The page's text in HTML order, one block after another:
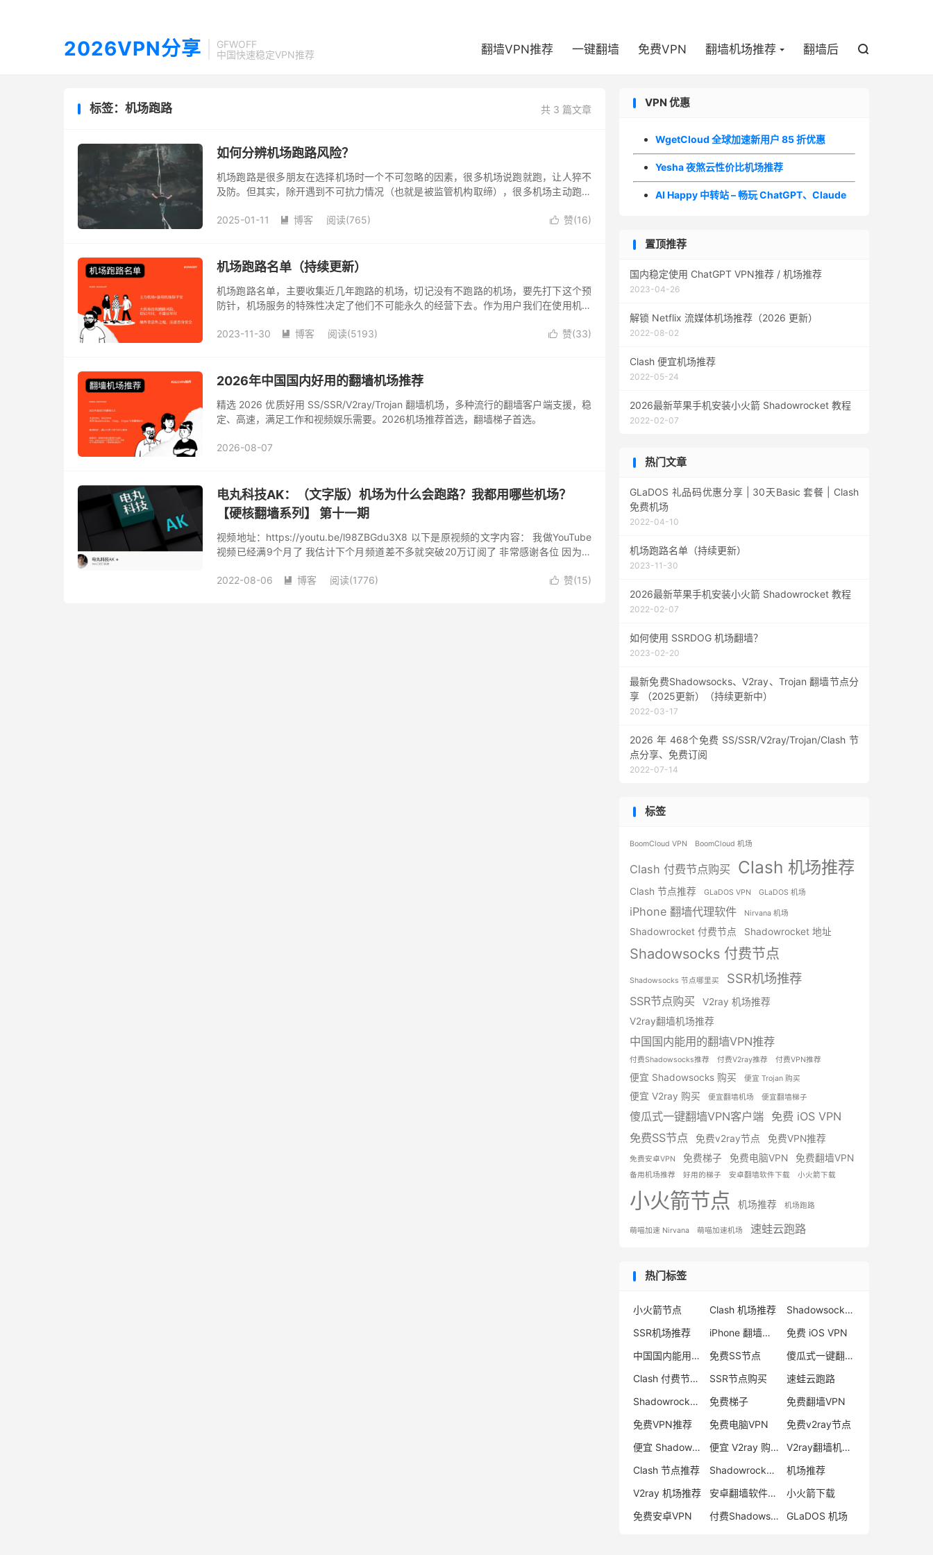
2026VPN分享
GFWOFF
中国快速稳定VPN推荐
翻墙VPN推荐 一键翻墙 免费VPN 翻墙机场推荐 翻墙后 
共 3 篇文章
标签：机场跑路
如何分辨机场跑路风险？
机场跑路是很多朋友在选择机场时一个不可忽略的因素，很多机场说跑就跑，让人猝不
及防。但其实，除开遇到不可抗力情况（也就是被监管机构取缔），很多机场主动跑路
虽然该方法...
 赞(16)
2025-01-11  博客 阅读(765)
机场跑路名单（持续更新）
机场跑路名单，主要收集近几年跑路的机场，切记没有不跑路的机场，要先打下这个预
防针，机场服务的特殊性决定了他们不可能永久的经营下去。作为用户我们在使用机场
这个机场跑路...
 赞(33)
2023-11-30  博客 阅读(5193)
2026年中国国内好用的翻墙机场推荐
精选 2026 优质好用 SS/SSR/V2ray/Trojan 翻墙机场，多种流行的翻墙客户端支援，稳
定、高速，满足工作和视频娱乐需要。2026机场推荐首选，翻墙梯子首选。
2026-08-07
电丸科技AK：（文字版）机场为什么会跑路？我都用哪些机场？
【硬核翻墙系列】 第十一期
视频地址：https://youtu.be/l98ZBGdu3X8 以下是原视频的文字内容： 我做YouT­ube
视频已­经满9个月了­ 我估计下个月­频道差不多就­突破20万订­阅了 非常感谢各位­ 因为最
 赞(15)
2022-08-06  博客 阅读(1776)
VPN 优惠
WgetCloud 全球加速新用户 85 折优惠
Yesha 夜煞云性价比机场推荐
AI Happy 中转站 – 畅玩 ChatGPT、Claude
置顶推荐
国内稳定使用 ChatGPT VPN推荐 / 机场推荐
2023-04-26
解锁 Netflix 流媒体机场推荐（2026 更新）
2022-08-02
Clash 便宜机场推荐
2022-05-24
2026最新苹果手机安装小火箭 Shadowrocket 教程
2022-02-07
热门文章
GLaDOS 礼品码优惠分享 | 30天Basic 套餐 | Clash
免费机场
2022-04-10
机场跑路名单（持续更新）
2023-11-30
2026最新苹果手机安装小火箭 Shadowrocket 教程
2022-02-07
如何使用 SSRDOG 机场翻墙？
2023-02-20
最新免费Shadowsocks、V2ray、Trojan 翻墙节点分
享 （2025更新）（持续更新中）
2022-03-17
2026 年 468个免费 SS/SSR/V2ray/Trojan/Clash 节
点分享、免费订阅
2022-07-14
标签
BoomCloud VPN BoomCloud 机场
Clash 付费节点购买 Clash 机场推荐
Clash 节点推荐 GLaDOS VPN GLaDOS 机场
iPhone 翻墙代理软件 Nirvana 机场
Shadowrocket 付费节点 Shadowrocket 地址
Shadowsocks 付费节点
Shadowsocks 节点哪里买 SSR机场推荐
SSR节点购买
V2ray 机场推荐
V2ray翻墙机场推荐
中国国内能用的翻墙VPN推荐
付费Shadowsocks推荐 付费V2ray推荐 付费VPN推荐
便宜 Shadowsocks 购买 便宜 Trojan 购买
便宜 V2ray 购买 便宜翻墙机场 便宜翻墙梯子
傻瓜式一键翻墙VPN客户端 免费 iOS VPN
免费SS节点
免费v2ray节点 免费VPN推荐
免费安卓VPN 免费梯子 免费电脑VPN 免费翻墙VPN
备用机场推荐 好用的梯子 安卓翻墙软件下载 小火箭下载
小火箭节点 机场推荐 机场跑路
萌喵加速 Nirvana 萌喵加速机场 速蛙云跑路
热门标签
小火箭节点 Clash 机场推荐
Shadowsocks 付费节点
SSR机场推荐
iPhone 翻墙代理软件
免费 iOS VPN
中国国内能用的翻墙VPN推荐
免费SS节点
傻瓜式一键翻墙VPN客户端
Clash 付费节点购买
SSR节点购买
速蛙云跑路
Shadowrocket 地址
免费梯子
免费翻墙VPN
免费VPN推荐
免费电脑VPN
免费v2ray节点
便宜 Shadowsocks 购买
便宜 V2ray 购买
V2ray翻墙机场推荐
Clash 节点推荐
Shadowrocket 付费节点
机场推荐
V2ray 机场推荐
安卓翻墙软件下载
小火箭下载
免费安卓VPN
付费Shadowsocks推荐 GLaDOS 机场